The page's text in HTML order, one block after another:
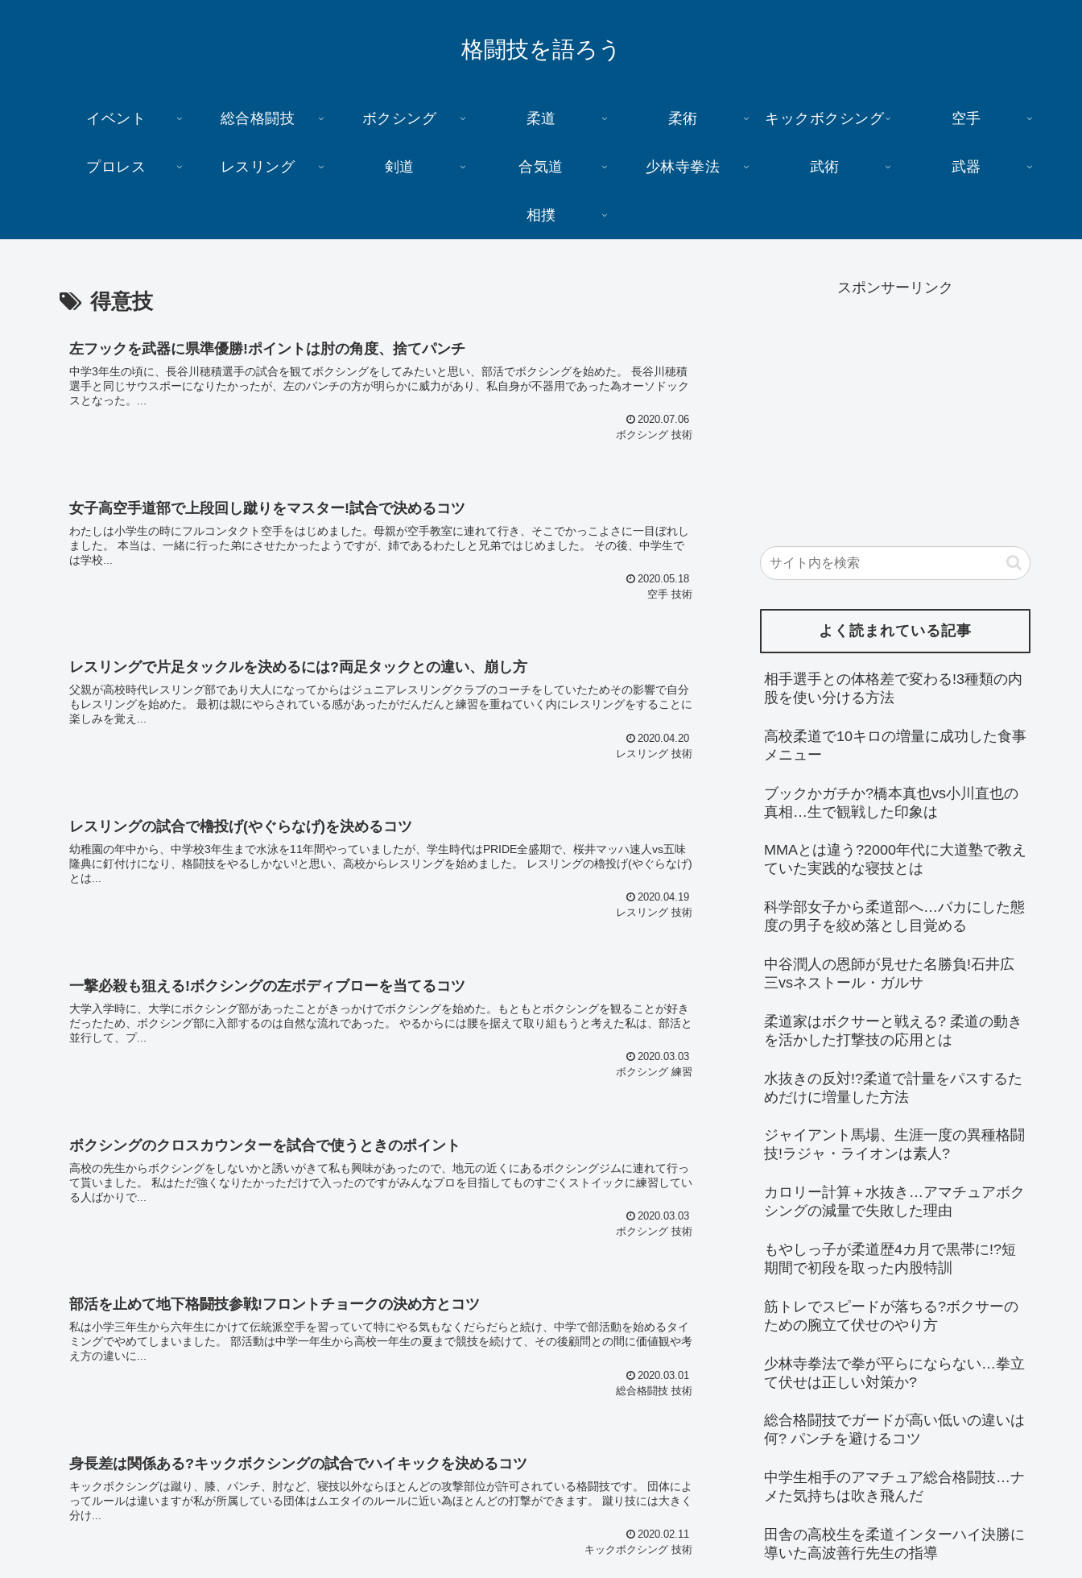
格闘技を語ろう
イベント 総合格闘技 ボクシング 柔道 柔術 キックボクシング 空手
プロレス レスリング 剣道 合気道 少林寺拳法 武術 武器
相撲
得意技
左フックを武器に県準優勝!ポイントは肘の角度、捨てパンチ
中学3年生の頃に、長谷川穂積選手の試合を観てボクシングをしてみたいと思い、部活でボクシングを始めた。 長谷川穂積
選手と同じサウスポーになりたかったが、左のパンチの方が明らかに威力があり、私自身が不器用であった為オーソドック
スとなった。...
2020.07.06
ボクシング 技術
女子高空手道部で上段回し蹴りをマスター!試合で決めるコツ
わたしは小学生の時にフルコンタクト空手をはじめました。母親が空手教室に連れて行き、そこでかっこよさに一目ぼれし
ました。 本当は、一緒に行った弟にさせたかったようですが、姉であるわたしと兄弟ではじめました。 その後、中学生で
は学校...
2020.05.18
空手 技術
レスリングで片足タックルを決めるには?両足タックとの違い、崩し方
父親が高校時代レスリング部であり大人になってからはジュニアレスリングクラブのコーチをしていたためその影響で自分
もレスリングを始めた。 最初は親にやらされている感があったがだんだんと練習を重ねていく内にレスリングをすることに
楽しみを覚え...
2020.04.20
レスリング 技術
レスリングの試合で櫓投げ(やぐらなげ)を決めるコツ
幼稚園の年中から、中学校3年生まで水泳を11年間やっていましたが、学生時代はPRIDE全盛期で、桜井マッハ速人vs五味
隆典に釘付けになり、格闘技をやるしかない!と思い、高校からレスリングを始めました。 レスリングの櫓投げ(やぐらなげ)
とは...
2020.04.19
レスリング 技術
一撃必殺も狙える!ボクシングの左ボディブローを当てるコツ
大学入学時に、大学にボクシング部があったことがきっかけでボクシングを始めた。もともとボクシングを観ることが好き
だったため、ボクシング部に入部するのは自然な流れであった。 やるからには腰を据えて取り組もうと考えた私は、部活と
並行して、プ...
2020.03.03
ボクシング 練習
ボクシングのクロスカウンターを試合で使うときのポイント
高校の先生からボクシングをしないかと誘いがきて私も興味があったので、地元の近くにあるボクシングジムに連れて行っ
て貰いました。 私はただ強くなりたかっただけで入ったのですがみんなプロを目指してものすごくストイックに練習してい
る人ばかりで...
2020.03.03
ボクシング 技術
部活を止めて地下格闘技参戦!フロントチョークの決め方とコツ
私は小学三年生から六年生にかけて伝統派空手を習っていて特にやる気もなくだらだらと続け、中学で部活動を始めるタイ
ミングでやめてしまいました。 部活動は中学一年生から高校一年生の夏まで競技を続けて、その後顧問との間に価値観や考
え方の違いに...
2020.03.01
総合格闘技 技術
身長差は関係ある?キックボクシングの試合でハイキックを決めるコツ
キックボクシングは蹴り、膝、パンチ、肘など、寝技以外ならほとんどの攻撃部位が許可されている格闘技です。 団体によ
ってルールは違いますが私が所属している団体はムエタイのルールに近い為ほとんどの打撃ができます。 蹴り技には大きく
分け...
2020.02.11
キックボクシング 技術
スポンサーリンク
よく読まれている記事
相手選手との体格差で変わる!3種類の内
股を使い分ける方法
高校柔道で10キロの増量に成功した食事
メニュー
ブックかガチか?橋本真也vs小川直也の
真相…生で観戦した印象は
MMAとは違う?2000年代に大道塾で教え
ていた実践的な寝技とは
科学部女子から柔道部へ…バカにした態
度の男子を絞め落とし目覚める
中谷潤人の恩師が見せた名勝負!石井広
三vsネストール・ガルサ
柔道家はボクサーと戦える? 柔道の動き
を活かした打撃技の応用とは
水抜きの反対!?柔道で計量をパスするた
めだけに増量した方法
ジャイアント馬場、生涯一度の異種格闘
技!ラジャ・ライオンは素人?
カロリー計算＋水抜き…アマチュアボク
シングの減量で失敗した理由
もやしっ子が柔道歴4カ月で黒帯に!?短
期間で初段を取った内股特訓
筋トレでスピードが落ちる?ボクサーの
ための腕立て伏せのやり方
少林寺拳法で拳が平らにならない…拳立
て伏せは正しい対策か?
総合格闘技でガードが高い低いの違いは
何? パンチを避けるコツ
中学生相手のアマチュア総合格闘技…ナ
メた気持ちは吹き飛んだ
田舎の高校生を柔道インターハイ決勝に
導いた高波善行先生の指導